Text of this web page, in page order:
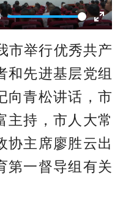
E
n
t
e
r
f
u
市举行优秀共产
和先进基层党组
向青松讲话，市
主持，市人大常
协主席廖胜云出
第一督导组有关